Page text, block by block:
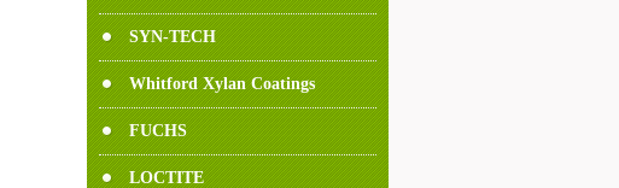
SYN-TECH
Whitford Xylan Coatings
FUCHS
LOCTITE